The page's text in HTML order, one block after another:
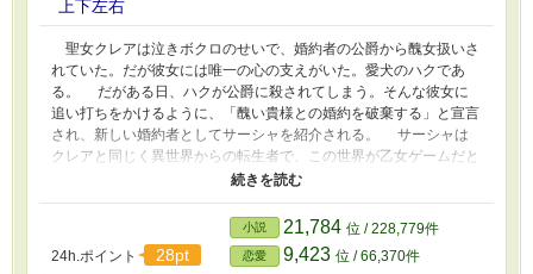
上下左右
聖女クレアは泣きボクロのせいで、婚約者の公爵から醜女扱いさ
れていた。だが彼女には唯一の心の支えがいた。愛犬のハクであ
る。 だがある日、ハクが公爵に殺されてしまう。そんな彼女に
追い打ちをかけるように、「醜い貴様との婚約を破棄する」と宣言
され、新しい婚約者としてサーシャを紹介される。 サーシャは
クレアと同じく異世界からの転生者で、この世界が乙女ゲームだと
知っていた。ゲームの知識を利用して、悪役令嬢となるはずだった
だったが、彼女の前にハクの生まれ変わりを名乗る他国の王子が現
れる。そこからハクに溺愛される日々を過ごすのだった。 一
方、クレアを失った王国は結界の力を失い、魔物の被害にあう。そ
24h.ポイント 28pt
小説 21,784 位 / 228,779件
恋愛 9,423 位 / 66,370件